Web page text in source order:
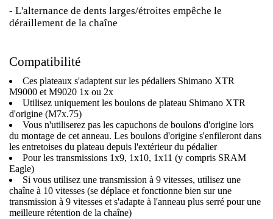
- L'alternance de dents larges/étroites empêche le
déraillement de la chaîne
Compatibilité
Ces plateaux s'adaptent sur les pédaliers Shimano XTR
M9000 et M9020 1x ou 2x
Utilisez uniquement les boulons de plateau Shimano XTR
d'origine (M7x.75)
Vous n'utiliserez pas les capuchons de boulons d'origine lors
du montage de cet anneau. Les boulons d'origine s'enfileront dans
les entretoises du plateau depuis l'extérieur du pédalier
Pour les transmissions 1x9, 1x10, 1x11 (y compris SRAM
Eagle)
Si vous utilisez une transmission à 9 vitesses, utilisez une
chaîne à 10 vitesses (se déplace et fonctionne bien sur une
transmission à 9 vitesses et s'adapte à l'anneau plus serré pour une
meilleure rétention de la chaîne)